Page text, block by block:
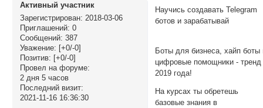
Активный участник
Зарегистрирован: 2018-03-06
Приглашений: 0
Сообщений: 387
Уважение: [+0/-0]
Позитив: [+0/-0]
Провел на форуме:
2 дня 5 часов
Последний визит:
2021-11-16 16:36:30
Научись создавать Telegram
ботов и
Боты для бизнеса, хайп боты
цифровые помощники - тренд
2019 года!
На курсах ты обретешь
базовые знания в